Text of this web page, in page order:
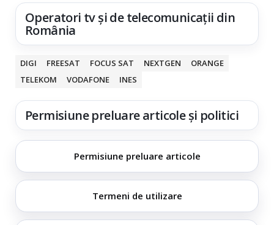
Operatori tv și de telecomunicații din
România
DIGI FREESAT FOCUS SAT NEXTGEN
ORANGE
TELEKOM
VODAFONE INES
Permisiune preluare articole și politici
Permisiune preluare articole
Termeni de utilizare